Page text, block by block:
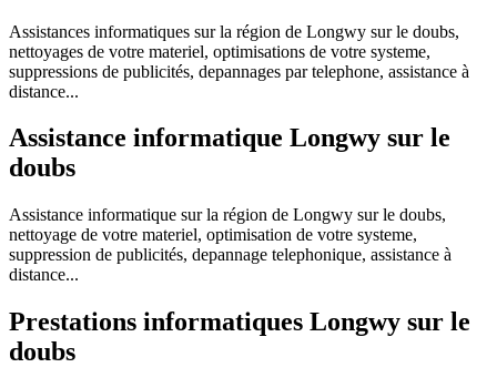
Assistances informatiques sur la région de Longwy sur le doubs,
nettoyages de votre materiel, optimisations de votre systeme,
suppressions de publicités, depannages par telephone, assistance à
distance...
Assistance informatique Longwy sur le
doubs
Assistance informatique sur la région de Longwy sur le doubs,
nettoyage de votre materiel, optimisation de votre systeme,
suppression de publicités, depannage telephonique, assistance à
distance...
Prestations informatiques Longwy sur le
doubs